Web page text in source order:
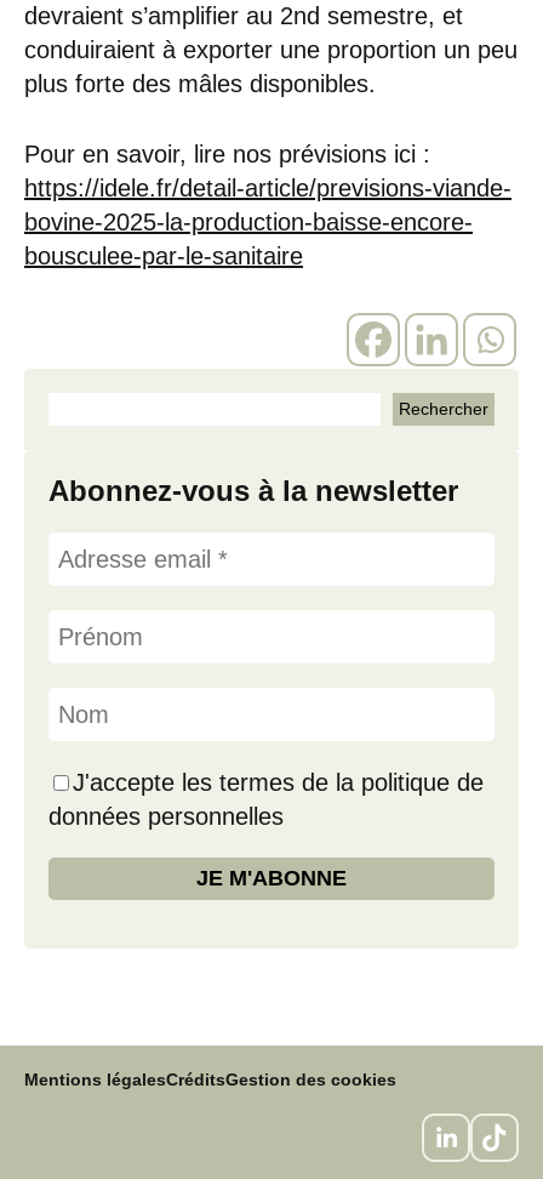
devraient s’amplifier au 2nd semestre, et
conduiraient à exporter une proportion un peu
plus forte des mâles disponibles.
Pour en savoir, lire nos prévisions ici :
https://idele.fr/detail-article/previsions-viande-
bovine-2025-la-production-baisse-encore-
bousculee-par-le-sanitaire
Abonnez-vous à la newsletter
J'accepte les termes de la politique de
données personnelles
Mentions légalesCréditsGestion des cookies